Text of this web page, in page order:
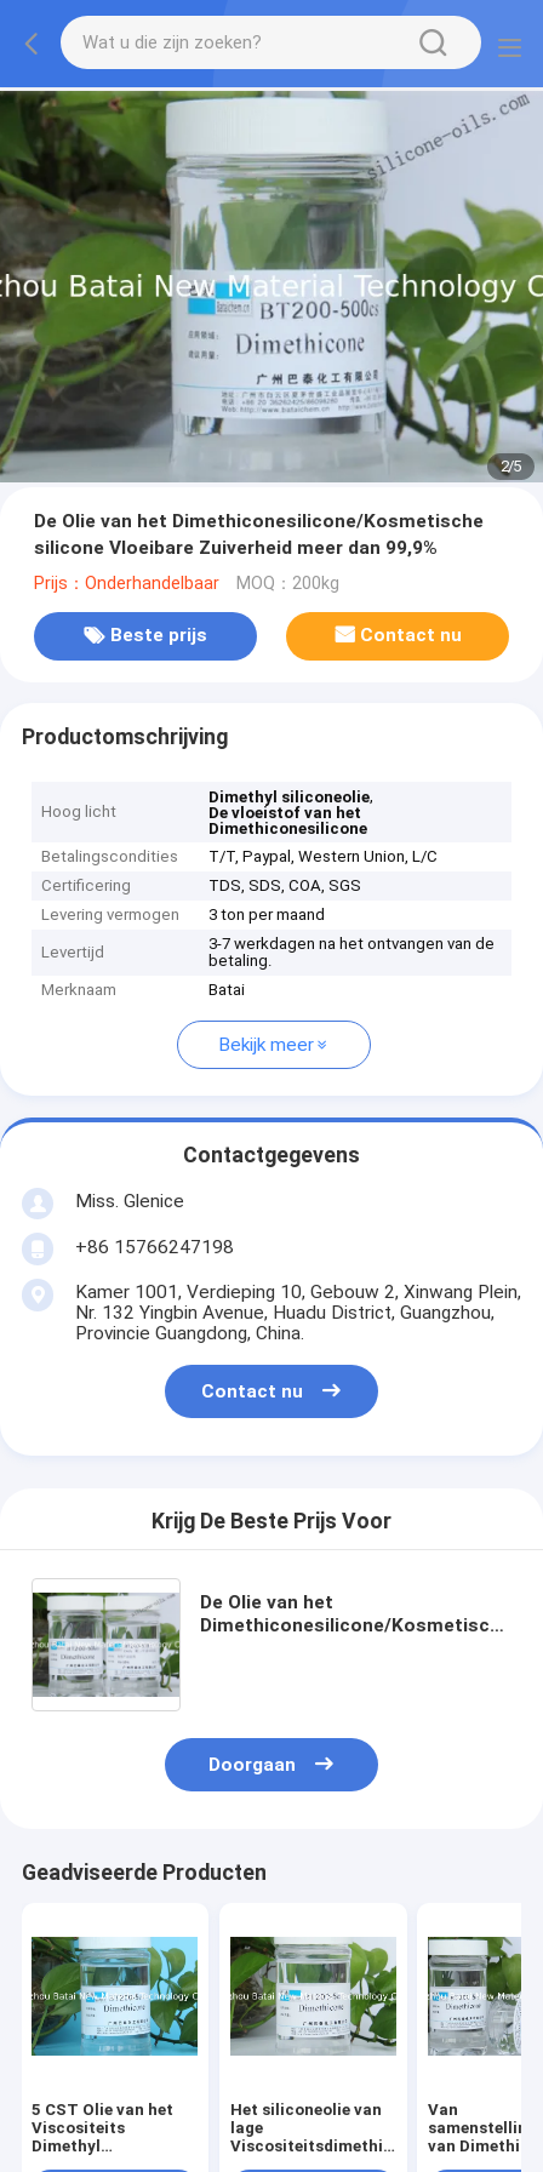
2/5
De Olie van het Dimethiconesilicone/Kosmetische
silicone Vloeibare Zuiverheid meer dan 99,9%
Prijs：Onderhandelbaar MOQ：200kg
Beste prijs Contact nu
Productomschrijving
Hoog licht
Dimethyl siliconeolie,
De vloeistof van het
Dimethiconesilicone
Betalingscondities
T/T, Paypal, Western Union, L/C
Certificering
TDS, SDS, COA, SGS
Levering vermogen
3 ton per maand
Levertijd
3-7 werkdagen na het ontvangen van de
betaling.
Merknaam
Batai
Bekijk meer
Contactgegevens
Miss. Glenice
+86 15766247198
Kamer 1001, Verdieping 10, Gebouw 2, Xinwang Plein,
Nr. 132 Yingbin Avenue, Huadu District, Guangzhou,
Provincie Guangdong, China.
Contact nu
Krijg De Beste Prijs Voor
De Olie van het
Dimethiconesilicone/Kosmetische
Doorgaan
Geadviseerde Producten
5 CST Olie van het
Viscositeits
Dimethyl
Het siliconeolie van
lage
Viscositeitsdimethicone/Dimethicone-
Van
van